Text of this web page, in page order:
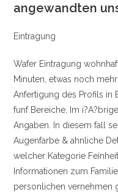
angewandten
Eintragung
Wafer Eintragung
Minuten, etwas noch
Anfertigung des Profils in
funf Bereiche, Im
Angaben. In diesem fall
Augenfarbe & ahnliche
welcher Kategorie
Informationen zum
personlichen vernehmen